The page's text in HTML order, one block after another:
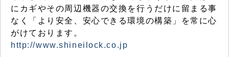
にカギやその周辺機器の交換を行うだけに留まる事
なく「より安全、安心できる環境の構築」を常に心
がけております。
http://www.shineilock.co.jp